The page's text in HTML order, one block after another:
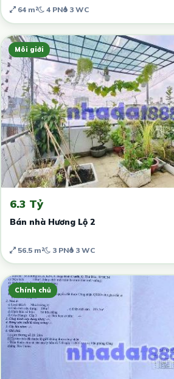
64 m² 4 PN 3 WC
Môi giới
6.3 Tỷ
Bán nhà Hương Lộ 2
56.5 m² 3 PN 3 WC
Chính chủ